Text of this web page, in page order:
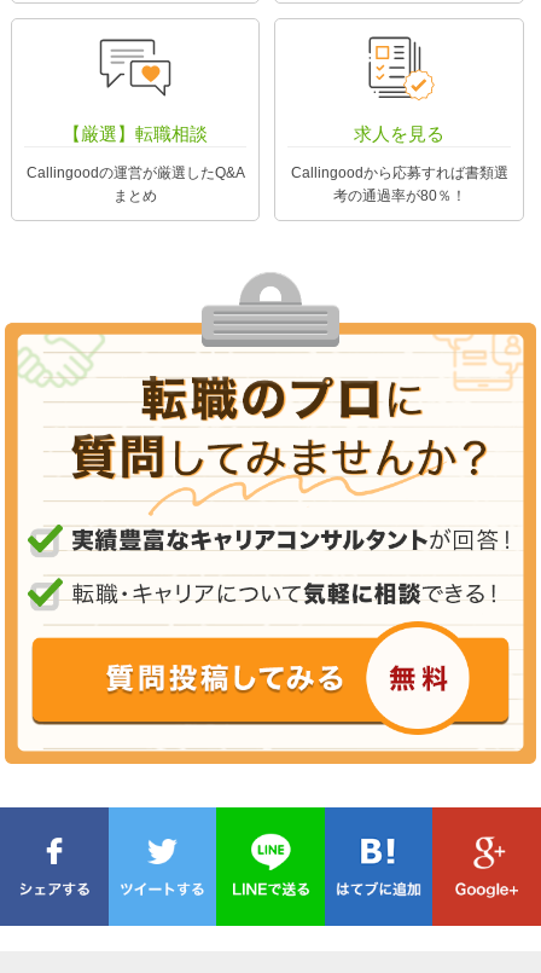
【厳選】転職相談
Callingoodの運営が厳選したQ&A
まとめ
求人を見る
Callingoodから応募すれば書類選
考の通過率が80％！